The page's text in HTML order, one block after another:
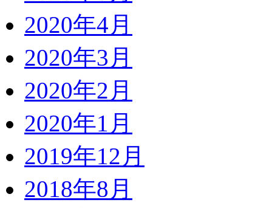
2020年4月
2020年3月
2020年2月
2020年1月
2019年12月
2018年8月